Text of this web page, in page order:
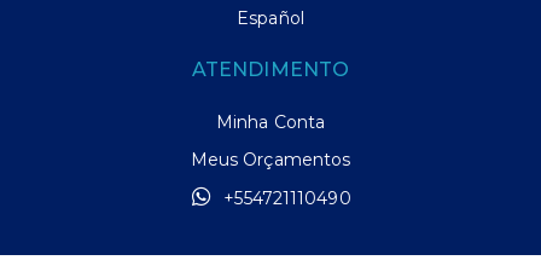
Español
ATENDIMENTO
Minha Conta
Meus Orçamentos
+554721110490